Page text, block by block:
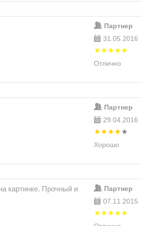
Партнер
31.05.2016
Отлично
Партнер
29.04.2016
Хорошо
картинке. Прочный и
Партнер
07.11.2015